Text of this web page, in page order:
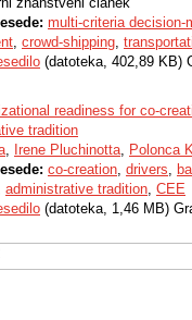
multi-criteria decision-
, crowd-shipping,
(datoteka, 402,89 KB)
readiness for co-
tradition
, Irene Pluchinotta, Polonca
co-creation, drivers,
administrative tradition, CEE
(datoteka, 1,46 MB)